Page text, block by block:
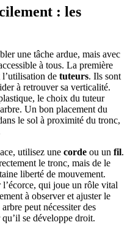
: les
une tâche ardue, mais avec
à tous. La première
l’utilisation de tuteurs. Ils sont
à retrouver sa verticalité.
le choix du tuteur
Un bon placement du
le sol à proximité du tronc,
utilisez une corde ou un fil.
le tronc, mais de le
liberté de mouvement.
l’écorce, qui joue un rôle vital
à observer et ajuster le
peut nécessiter des
qu’il se développe droit.